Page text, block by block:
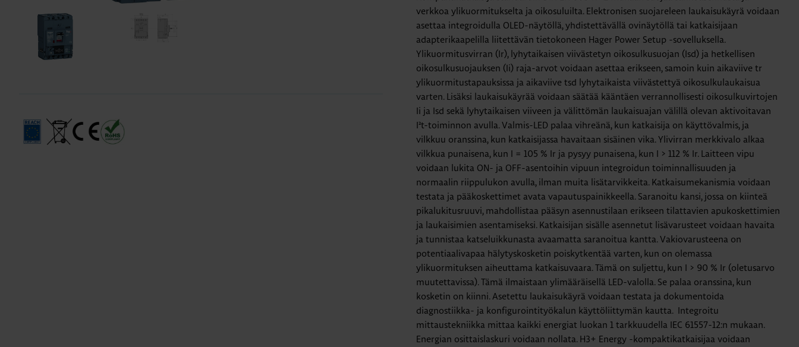
verkkoa ylikuormitukselta ja oikosuluilta. Elektronisen suojareleen laukaisukäyrä voidaan
asettaa integroidulla OLED-näytöllä, yhdistettävällä ovinäytöllä tai katkaisijaan
adapterikaapelilla liitettävän tietokoneen Hager Power Setup -sovelluksella.
Ylikuormitusvirran (Ir), lyhytaikaisen viivästetyn oikosulkusuojan (Isd) ja hetkellisen
oikosulkusuojauksen (Ii) raja-arvot voidaan asettaa erikseen, samoin kuin aikaviive tr
ylikuormitustapauksissa ja aikaviive tsd lyhytaikaista viivästettyä oikosulkulaukaisua
varten. Lisäksi laukaisukäyrää voidaan säätää kääntäen verrannollisesti oikosulkuvirtojen
Ii ja Isd sekä lyhytaikaisen viiveen ja välittömän laukaisuajan välillä olevan aktivoitavan
I²t-toiminnon avulla. Valmis-LED palaa vihreänä, kun katkaisija on käyttövalmis, ja
vilkkuu oranssina, kun katkaisijassa havaitaan sisäinen vika. Ylivirran merkkivalo alkaa
vilkkua punaisena, kun I = 105 % Ir ja pysyy punaisena, kun I > 112 % Ir. Laitteen vipu
voidaan lukita ON- ja OFF-asentoihin vipuun integroidun toiminnallisuuden ja
normaalin riippulukon avulla, ilman muita lisätarvikkeita. Katkaisumekanismia voidaan
testata ja pääkoskettimet avata vapautuspainikkeella. Saranoitu kansi, jossa on kiinteä
pikalukitusruuvi, mahdollistaa pääsyn asennustilaan erikseen tilattavien apukoskettimien
ja laukaisimien asentamiseksi. Katkaisijan sisälle asennetut lisävarusteet voidaan havaita
ja tunnistaa katseluikkunasta avaamatta saranoitua kantta. Vakiovarusteena on
potentiaalivapaa hälytyskosketin poiskytkentää varten, kun on olemassa
ylikuormituksen aiheuttama katkaisuvaara. Tämä on suljettu, kun I > 90 % Ir (oletusarvo
muutettavissa). Tämä ilmaistaan ​​ylimääräisellä LED-valolla. Se palaa oranssina, kun
kosketin on kiinni. Asetettu laukaisukäyrä voidaan testata ja dokumentoida
diagnostiikka- ja konfigurointityökalun käyttöliittymän kautta. Integroitu
mittaustekniikka mittaa kaikki energiat luokan 1 tarkkuudella IEC 61557-12:n mukaan.
Energian osittaislaskuri voidaan nollata. H3+ Energy -kompaktikatkaisijaa voidaan